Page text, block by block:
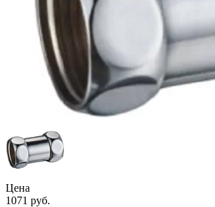
Цена
1071 руб.